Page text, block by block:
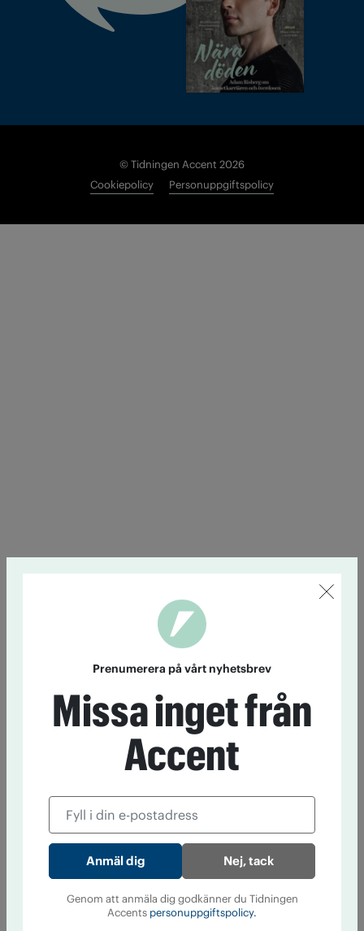
© Tidningen Accent 2026
Cookiepolicy
Personuppgiftspolicy
Prenumerera på vårt nyhetsbrev
Missa inget från
Accent
Nej, tack
Genom att anmäla dig godkänner du Tidningen
Accents personuppgiftspolicy.